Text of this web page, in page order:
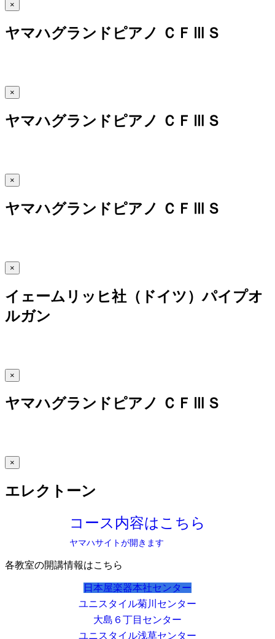
×
ヤマハグランドピアノ ＣＦⅢＳ
×
ヤマハグランドピアノ ＣＦⅢＳ
×
ヤマハグランドピアノ ＣＦⅢＳ
×
イェームリッヒ社（ドイツ）パイプオ
ルガン
×
ヤマハグランドピアノ ＣＦⅢＳ
×
エレクトーン
コース内容はこちら
ヤマハサイトが開きます
各教室の開講情報はこちら
日本屋楽器本社センター
ユニスタイル菊川センター
大島６丁目センター
ユニスタイル浅草センター